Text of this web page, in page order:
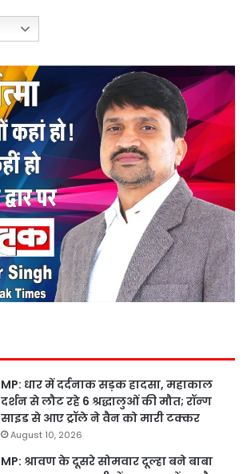
MP: धार में दर्दनाक सड़क हादसा, महाकाल
दर्शन से लौट रहे 6 श्रद्धालुओं की मौत; रॉन्ग
साइड से आए ट्रॉले ने वैन को मारी टक्कर
August 10, 2026
MP: श्रावण के दूसरे सोमवार दूल्हा बने बाबा